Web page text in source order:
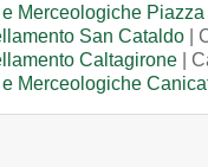
Merceologiche Piazza
San Cataldo |
Caltagirone |
Merceologiche